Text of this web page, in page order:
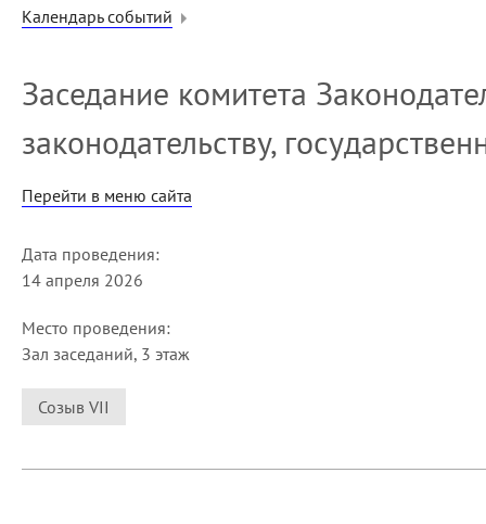
Календарь событий
Заседание комитета
законодательству,
Перейти в меню сайта
Дата проведения:
14 апреля 2026
Место проведения:
Зал заседаний, 3 этаж
Созыв VII